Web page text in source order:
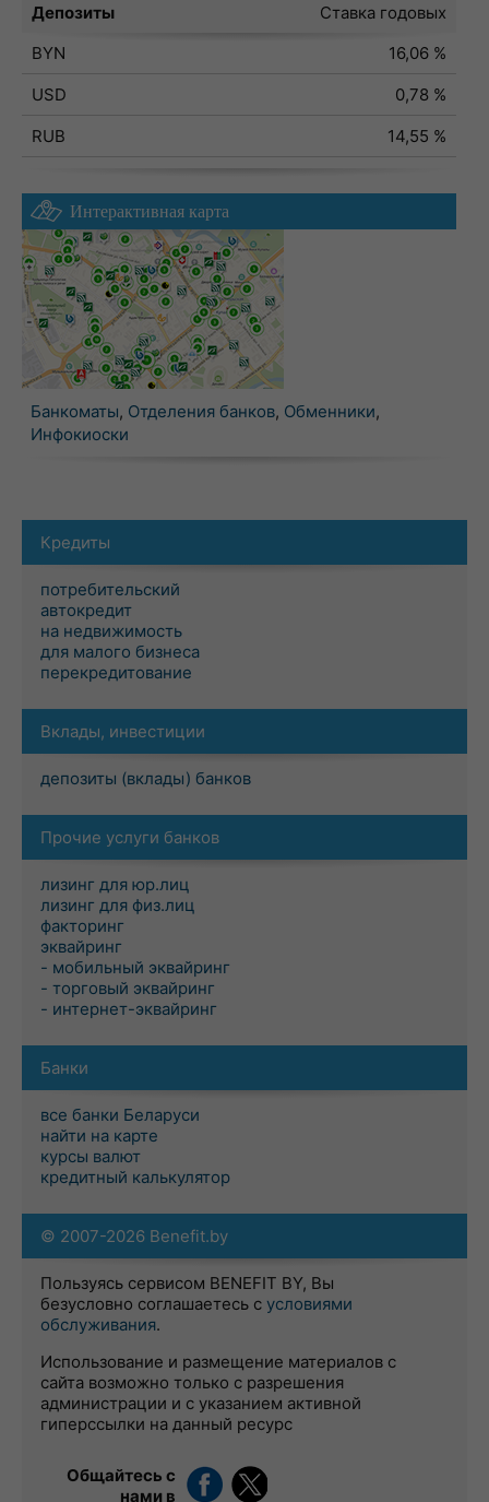
Депозиты
Ставка годовых
BYN
16,06 %
USD
0,78 %
RUB
14,55 %
Интерактивная карта
Банкоматы, Отделения банков, Обменники,
Инфокиоски
Кредиты
потребительский
автокредит
на недвижимость
для малого бизнеса
перекредитование
Вклады, инвестиции
депозиты (вклады) банков
Прочие услуги банков
лизинг для юр.лиц
лизинг для физ.лиц
факторинг
эквайринг
- мобильный эквайринг
- торговый эквайринг
- интернет-эквайринг
Банки
все банки Беларуси
найти на карте
курсы валют
кредитный калькулятор
© 2007-2026 Benefit.by
Пользуясь сервисом BENEFIT BY, Вы
безусловно соглашаетесь с условиями
обслуживания.
Использование и размещение материалов с
сайта возможно только с разрешения
администрации и с указанием активной
гиперссылки на данный ресурс
Общайтесь с
нами в